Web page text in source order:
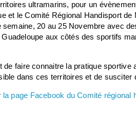
ultramarins, pour un
et le Comité Régional Handisport
semaine, 20 au 25 Novembre avec
aux côtés des sportifs
de faire connaitre la pratique
dans ces territoires et de
la page Facebook du Comité régional